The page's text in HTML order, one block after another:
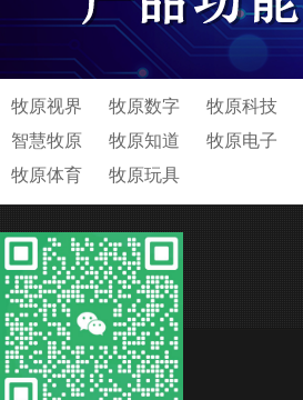
牧原视界 牧原数字 牧原科技
智慧牧原
牧原知道 牧原电子
牧原体育
牧原玩具